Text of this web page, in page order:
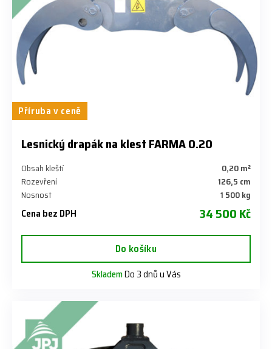
Příruba v ceně
Lesnický drapák na klest FARMA 0.20
Obsah kleští
0,20 m²
Rozevření
126,5 cm
Nosnost
1 500 kg
Cena bez DPH 34 500 Kč
Do košíku
SklademDo 3 dnů u Vás